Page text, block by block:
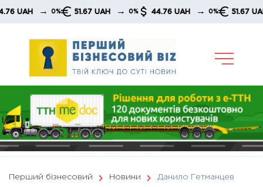
Skip
0% 51.67 UAH → 0% 44.76 UAH → 0% 51.67 UAH → 0%
Перший бізнесовий Новини Данило Гетманцев